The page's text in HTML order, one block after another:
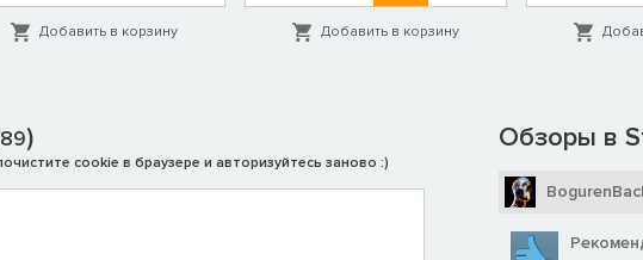
Добавить в корзину Добавить в корзину
89)
cookie в браузере и авторизуйтесь заново :)
Обзоры в